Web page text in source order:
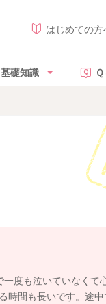
はじめての方
基礎知識
度も泣いていなくて
時間も長いです。途